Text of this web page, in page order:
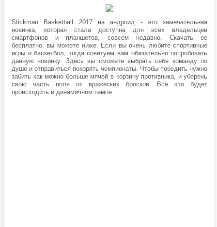
Stickman Basketball 2017 на андроид - это замечательная
новинка, которая стала доступна для всех владельцев
смартфонов и планшетов, совсем недавно. Скачать ее
бесплатно, вы можете ниже. Если вы очень любите спортивные
игры и баскетбол, тогда советуем вам обязательно попробовать
данную новинку. Здесь вы сможете выбрать себе команду по
душе и отправиться покорять чемпионаты. Чтобы победить нужно
забить как можно больше мячей в корзину противника, и уберечь
свою часть поля от вражеских бросков. Все это будет
происходить в динамичном темпе.